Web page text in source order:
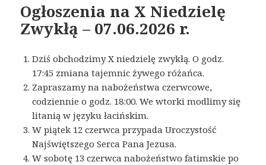
Ogłoszenia na X Niedzielę
Zwykłą – 07.06.2026 r.
Dziś obchodzimy X niedzielę zwykłą. O godz.
17:45 zmiana tajemnic żywego różańca.
Zapraszamy na nabożeństwa czerwcowe,
codziennie o godz. 18:00. We wtorki modlimy się
litanią w języku łacińskim.
W piątek 12 czerwca przypada Uroczystość
Najświętszego Serca Pana Jezusa.
W sobotę 13 czerwca nabożeństwo fatimskie po